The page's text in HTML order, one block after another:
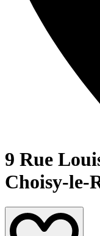
9 Rue
Choisy-le-